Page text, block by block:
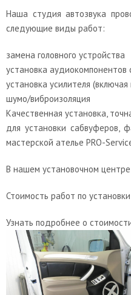
Наша студия автозвука
следующие виды работ:
замена головного устройства
установка аудиокомпонентов
установка усилителя
шумо/виброизоляция
Качественная установка,
для установки сабвуферов,
мастерской ателье PRO-
В нашем установочном
Стоимость работ по
Узнать подробнее о